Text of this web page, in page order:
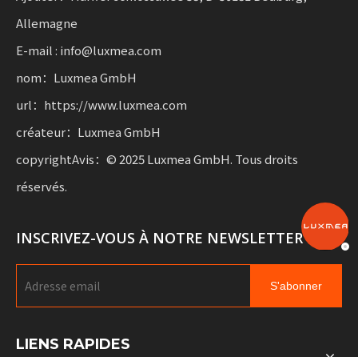
Allemagne
E-mail : info@luxmea.com
nom：Luxmea GmbH
url：https://www.luxmea.com
créateur：Luxmea GmbH
copyrightAvis：© 2025 Luxmea GmbH. Tous droits
réservés.
INSCRIVEZ-VOUS À NOTRE NEWSLETTER
S'abonner
LIENS RAPIDES